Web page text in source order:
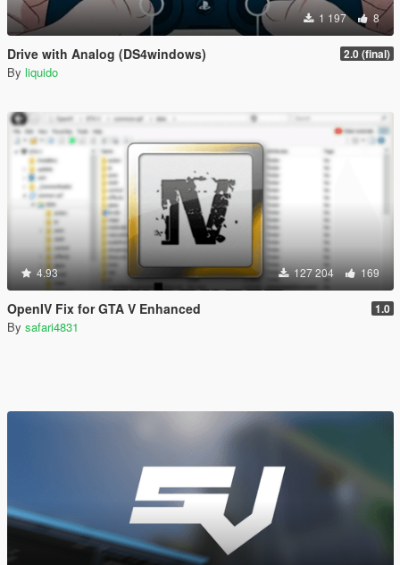
1 197 8
Drive with Analog (DS4windows) 2.0 (final)
By liquido
4.93 127 204 169
OpenIV Fix for GTA V Enhanced 1.0
By safari4831